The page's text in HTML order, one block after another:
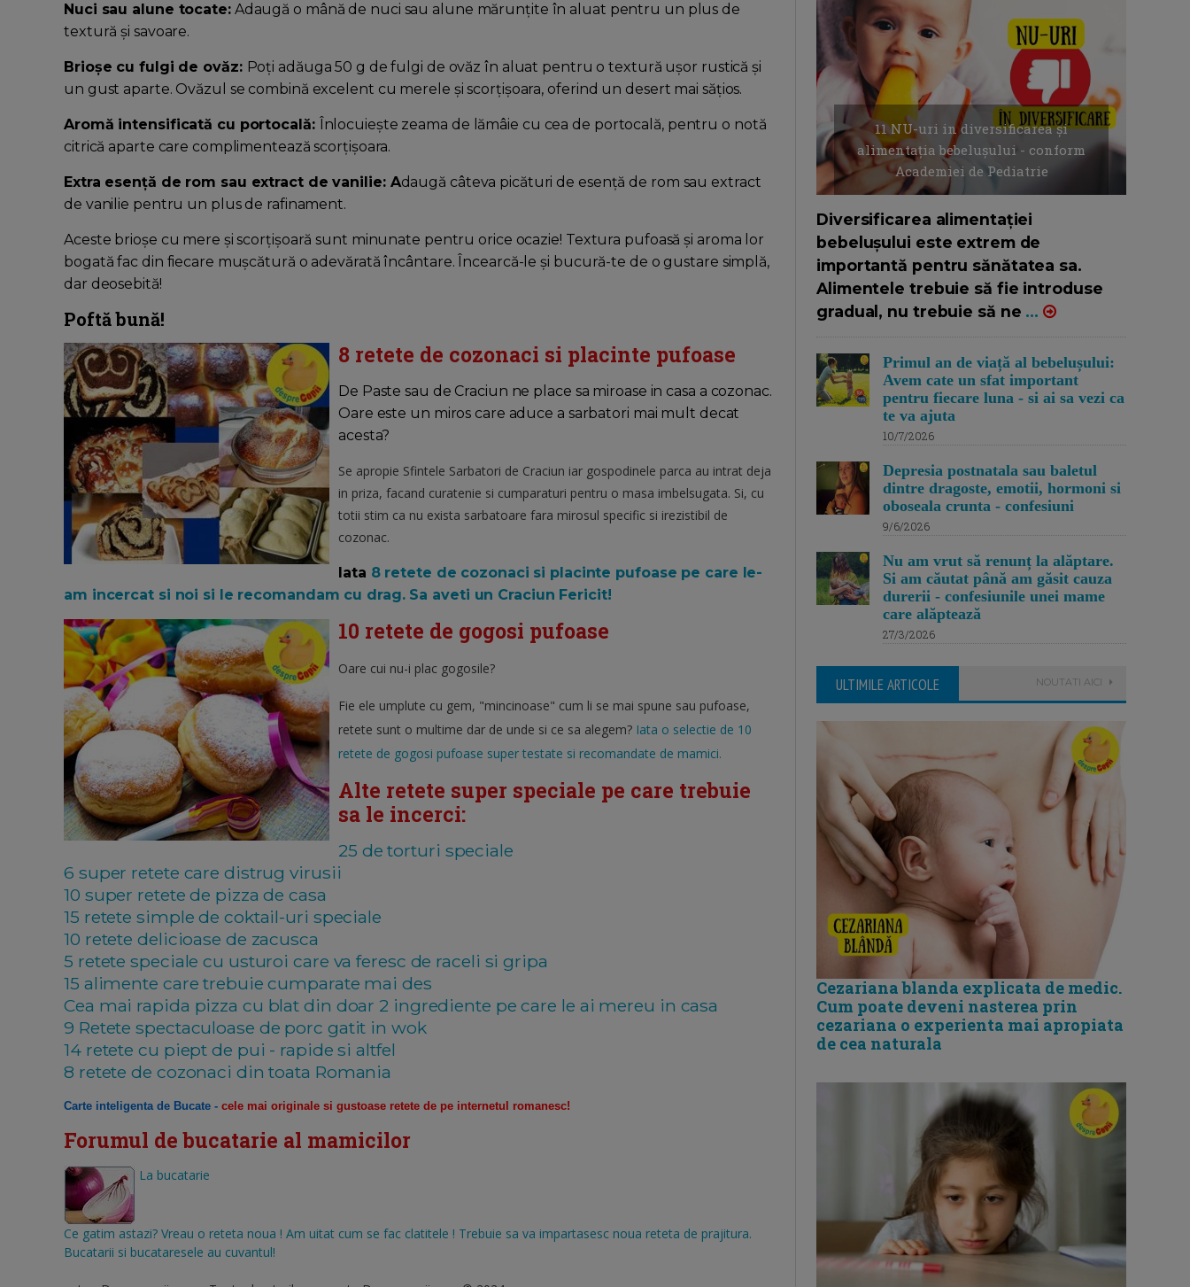
Nuci sau alune tocate:Adaugă o mână de nuci sau alune mărunțite în aluat pentru un plus de
textură și savoare.
Brioșe cu fulgi de ovăz: Poți adăuga 50 g de fulgi de ovăz în aluat pentru o textură ușor rustică și
un gust aparte. Ovăzul se combină excelent cu merele și scorțișoara, oferind un desert mai sățios.
Aromă intensificată cu portocală:
Înlocuiește zeama de lămâie cu cea de portocală, pentru o notă
citrică aparte care complimentează scorțișoara.
Extra esență de rom sau extract de vanilie: Adaugă câteva picături de esență de rom sau extract
de vanilie pentru un plus de rafinament.
Aceste brioșe cu mere și scorțișoară sunt minunate pentru orice ocazie! Textura pufoasă și aroma lor
bogată fac din fiecare mușcătură o adevărată încântare. Încearcă-le și bucură-te de o gustare simplă,
dar deosebită!
Poftă bună!
8 retete de cozonaci si placinte pufoase
De Paste sau de Craciun ne place sa miroase in casa a cozonac.
Oare este un miros care aduce a sarbatori mai mult decat
acesta?
Se apropie Sfintele Sarbatori de Craciun iar gospodinele parca au intrat deja
in priza, facand curatenie si cumparaturi pentru o masa imbelsugata. Si, cu
totii stim ca nu exista sarbatoare fara mirosul specific si irezistibil de
cozonac.
Iata 8 retete de cozonaci si placinte pufoase pe care le-
am incercat si noi si le recomandam cu drag. Sa aveti un Craciun Fericit!
10 retete de gogosi pufoase
Oare cui nu-i plac gogosile?
Fie ele umplute cu gem, "mincinoase" cum li se mai spune sau pufoase,
retete sunt o multime dar de unde si ce sa alegem? Iata o selectie de 10
retete de gogosi pufoase super testate si recomandate de mamici.
Alte retete super speciale pe care trebuie
sa le incerci:
25 de torturi speciale
6 super retete care distrug virusii
10 super retete de pizza de casa
15 retete simple de coktail-uri speciale
10 retete delicioase de zacusca
5 retete speciale cu usturoi care va feresc de raceli si gripa
15 alimente care trebuie cumparate mai des
Cea mai rapida pizza cu blat din doar 2 ingrediente pe care le ai mereu in casa
9 Retete spectaculoase de porc gatit in wok
14 retete cu piept de pui - rapide si altfel
8 retete de cozonaci din toata Romania
Carte inteligenta de Bucate - cele mai originale si gustoase retete de pe internetul romanesc!
Forumul de bucatarie al mamicilor
La bucatarie
Ce gatim astazi? Vreau o reteta noua ! Am uitat cum se fac clatitele ! Trebuie sa va impartasesc noua reteta de prajitura.
Bucatarii si bucataresele au cuvantul!
11 NU-uri in diversificarea și
alimentația bebelușului - conform
Academiei de Pediatrie
Diversificarea alimentației
bebelușului este extrem de
importantă pentru sănătatea sa.
Alimentele trebuie să fie introduse
gradual, nu trebuie să ne ...
Primul an de viață al bebelușului:
Avem cate un sfat important
pentru fiecare luna - si ai sa vezi ca
te va ajuta
10/7/2026
Depresia postnatala sau baletul
dintre dragoste, emotii, hormoni si
oboseala crunta - confesiuni
9/6/2026
Nu am vrut să renunț la alăptare.
Si am căutat până am găsit cauza
durerii - confesiunile unei mame
care alăptează
27/3/2026
ULTIMILE ARTICOLE NOUTATI AICI
Cezariana blanda explicata de medic.
Cum poate deveni nasterea prin
cezariana o experienta mai apropiata
de cea naturala